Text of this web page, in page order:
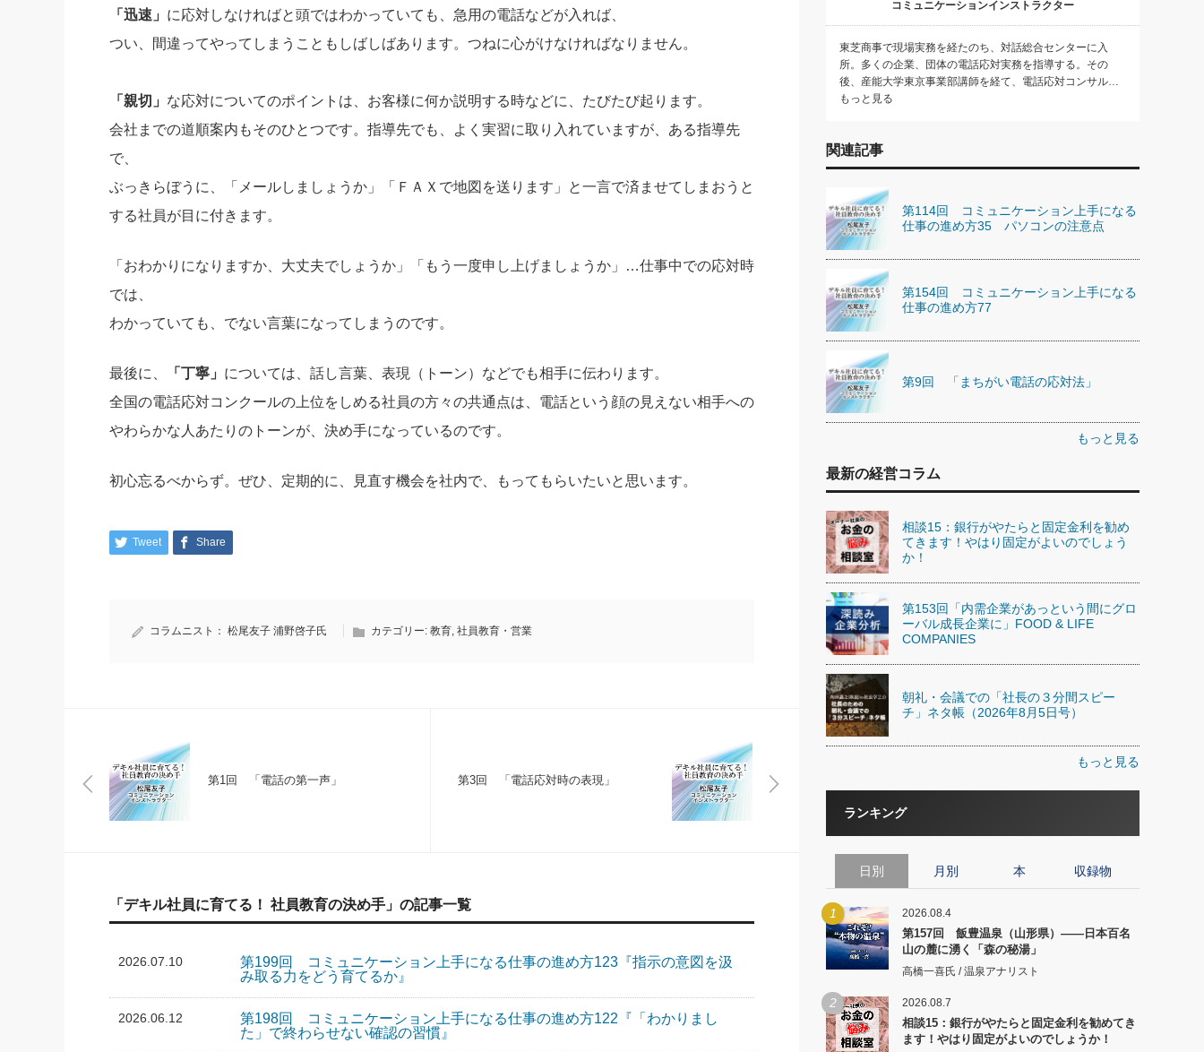
「迅速」 に応対しなければと頭ではわかっていても、急用の電話などが入れば、
つい、間違ってやってしまうこともしばしばあります。つねに心がけなければなりません。
「親切」 な応対についてのポイントは、お客様に何か説明する時などに、たびたび起ります。
会社までの道順案内もそのひとつです。指導先でも、よく実習に取り入れていますが、ある指導先
で、
ぶっきらぼうに、「メールしましょうか」「ＦＡＸで地図を送ります」と一言で済ませてしまおうと
する社員が目に付きます。
「おわかりになりますか、大丈夫でしょうか」「もう一度申し上げましょうか」…仕事中での応対時
では、
わかっていても、でない言葉になってしまうのです。
最後に、 「丁寧」 については、話し言葉、表現（トーン）などでも相手に伝わります。
全国の電話応対コンクールの上位をしめる社員の方々の共通点は、電話という顔の見えない相手への
やわらかな人あたりのトーンが、決め手になっているのです。
初心忘るべからず。ぜひ、定期的に、見直す機会を社内で、もってもらいたいと思います。
Tweet Share
コラムニスト： 松尾友子 浦野啓子氏 カテゴリー: 教育, 社員教育・営業
第1回 「電話の第一声」 第3回 「電話応対時の表現」
「デキル社員に育てる！ 社員教育の決め手」の記事一覧
2026.07.10
第199回 コミュニケーション上手になる仕事の進め方123『指示の意図を汲
み取る力をどう育てるか』
2026.06.12
第198回 コミュニケーション上手になる仕事の進め方122『「わかりまし
た」で終わらせない確認の習慣』
コミュニケーションインストラクター
東芝商事で現場実務を経たのち、対話総合センターに入
所。多くの企業、団体の電話応対実務を指導する。その
後、産能大学東京事業部講師を経て、電話応対コンサル…
もっと見る
関連記事
第114回 コミュニケーション上手になる
仕事の進め方35 パソコンの注意点
第154回 コミュニケーション上手になる
仕事の進め方77
第9回 「まちがい電話の応対法」
もっと見る
最新の経営コラム
相談15：銀行がやたらと固定金利を勧め
てきます！やはり固定がよいのでしょう
か！
第153回「内需企業があっという間にグロ
ーバル成長企業に」FOOD & LIFE
COMPANIES
朝礼・会議での「社長の３分間スピー
チ」ネタ帳（2026年8月5日号）
もっと見る
ランキング
日別 月別 本 収録物
1 2026.08.4
第157回 飯豊温泉（山形県）――日本百名
山の麓に湧く「森の秘湯」
高橋一喜氏 / 温泉アナリスト
2 2026.08.7
相談15：銀行がやたらと固定金利を勧めてき
ます！やはり固定がよいのでしょうか！